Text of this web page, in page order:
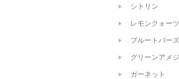
シトリン
レモンクォーツ
ブルートパーズ
グリーンアメ
ガーネット